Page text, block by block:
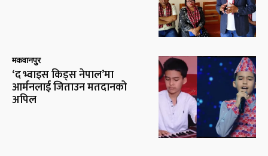
मकवानपुर
‘द भ्वाइस किड्स नेपाल’मा
आर्मनलाई जिताउन मतदानको
अपिल